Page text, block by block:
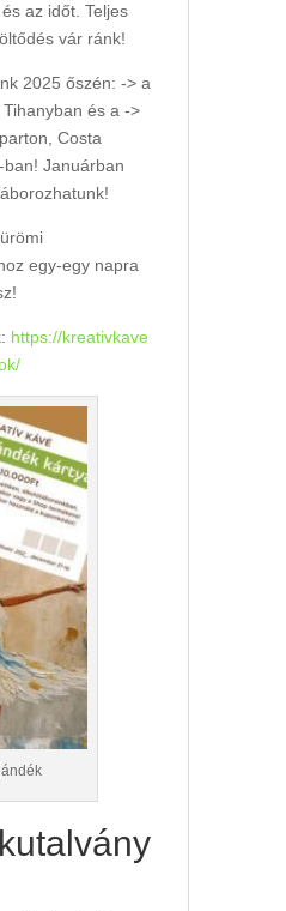
az időt. Teljes
vár ránk!
2025 őszén: -> a
és a ->
Costa
ban! Januárban
egy-egy napra
https://kreativkave